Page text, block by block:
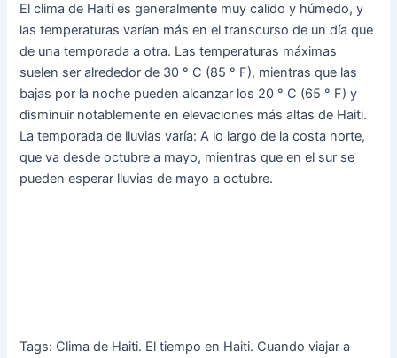
El clima de Haití es generalmente muy calido y húmedo, y
las temperaturas varían más en el transcurso de un día que
de una temporada a otra. Las temperaturas máximas
suelen ser alrededor de 30 ° C (85 ° F), mientras que las
bajas por la noche pueden alcanzar los 20 ° C (65 ° F) y
disminuir notablemente en elevaciones más altas de Haiti.
La temporada de lluvias varía: A lo largo de la costa norte,
que va desde octubre a mayo, mientras que en el sur se
pueden esperar lluvias de mayo a octubre.
Tags: Clima de Haiti. El tiempo en Haiti. Cuando viajar a